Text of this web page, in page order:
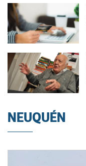
NEUQUÉN